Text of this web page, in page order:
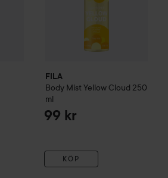
FILA
Body Mist Yellow Cloud 250
ml
99 kr
KÖP